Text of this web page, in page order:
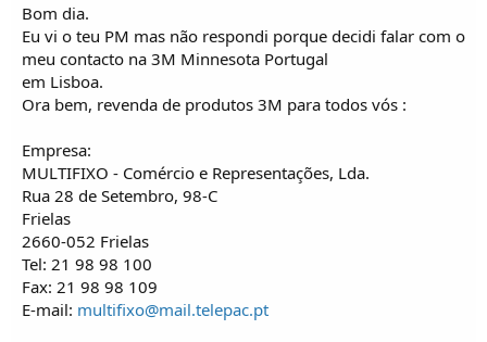
Bom dia.
Eu vi o teu PM mas não respondi porque decidi falar com o
meu contacto na 3M Minnesota Portugal
em Lisboa.
Ora bem, revenda de produtos 3M para todos vós :
Empresa:
MULTIFIXO - Comércio e Representações, Lda.
Rua 28 de Setembro, 98-C
Frielas
2660-052 Frielas
Tel: 21 98 98 100
Fax: 21 98 98 109
E-mail: multifixo@mail.telepac.pt